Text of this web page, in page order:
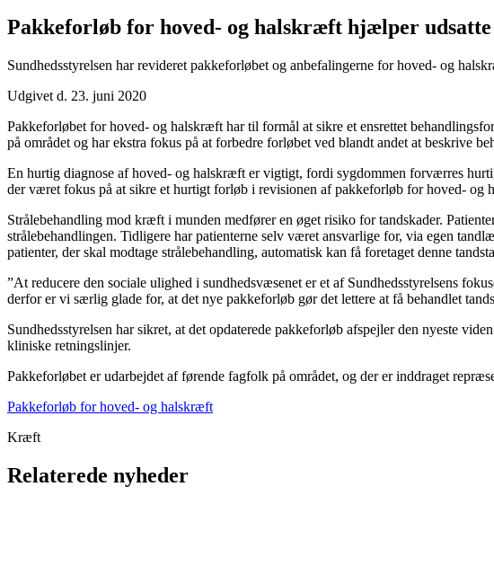
Pakkeforløb for hoved- og halskræft hjælper
Sundhedsstyrelsen har revideret pakkeforløbet og anbefalingerne for hoved- og
Udgivet d. 23. juni 2020
Pakkeforløbet for hoved- og halskræft har til formål at sikre et ensrettet
på området og har ekstra fokus på at forbedre forløbet ved blandt andet at beskrive
En hurtig diagnose af hoved- og halskræft er vigtigt, fordi sygdommen forværres
der været fokus på at sikre et hurtigt forløb i revisionen af pakkeforløb for hoved- og
Strålebehandling mod kræft i munden medfører en øget risiko for tandskader.
strålebehandlingen. Tidligere har patienterne selv været ansvarlige for, via egen
patienter, der skal modtage strålebehandling, automatisk kan få foretaget denne
”At reducere den sociale ulighed i sundhedsvæsenet er et af Sundhedsstyrelsens
derfor er vi særlig glade for, at det nye pakkeforløb gør det lettere at få behandlet
Sundhedsstyrelsen har sikret, at det opdaterede pakkeforløb afspejler den nyeste
kliniske retningslinjer.
Pakkeforløbet er udarbejdet af førende fagfolk på området, og der er inddraget
Pakkeforløb for hoved- og halskræft
Kræft
Relaterede nyheder